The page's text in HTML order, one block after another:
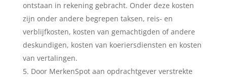
ontstaan in rekening gebracht. Onder deze kosten
zijn onder andere begrepen taksen, reis- en
verblijfkosten, kosten van gemachtigden of andere
deskundigen, kosten van koeriersdiensten en kosten
van vertalingen.
Door MerkenSpot aan opdrachtgever verstrekte